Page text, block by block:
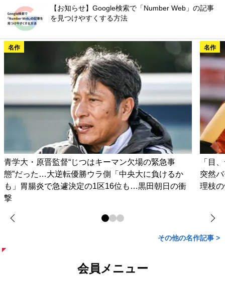
【お知らせ】Google検索で「Number Web」の記事
を見つけやすくする方法
名作
青学大・原晋監督“じつはキーマン欠場の緊急事
態”だった…大逆転優勝ウラ側「中央大に負けるか
も」胃腸炎で急遽決定の1区16位も…黒田朝日の衝
撃
名作
「目
突然
理枝
その他の名作記事 >
会員メニュー